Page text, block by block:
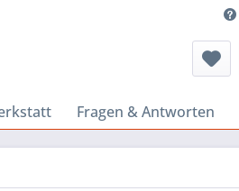
Fragen & Antworten